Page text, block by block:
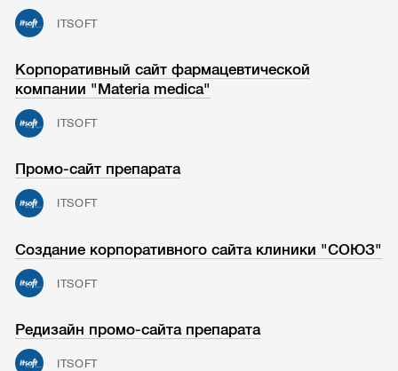
ITSOFT
Корпоративный сайт фармацевтической
компании "Materia medica"
ITSOFT
Промо-сайт препарата
ITSOFT
Создание корпоративного сайта клиники "СОЮЗ"
ITSOFT
Редизайн промо-сайта препарата
ITSOFT